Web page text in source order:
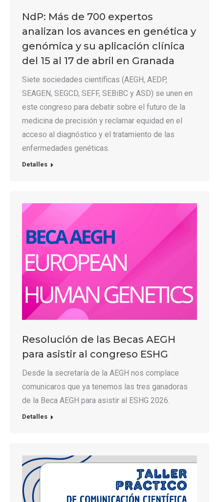
NdP: Más de 700 expertos
analizan los avances en genética y
genómica y su aplicación clínica
del 15 al 17 de abril en Granada
Siete sociedades científicas (AEGH, AEDP,
SEAGEN, SEGCD, SEFF, SEBiBC y ASD) se unen en
este congreso para debatir sobre el futuro de la
medicina de precisión y reclamar equidad en el
acceso al diagnóstico y el tratamiento de las
enfermedades genéticas.
Detalles
Resolución de las Becas AEGH
para asistir al congreso ESHG
Desde la secretaría de la AEGH nos complace
comunicaros que ya tenemos las tres ganadoras
de la Beca AEGH para asistir al ESHG 2026.
Detalles